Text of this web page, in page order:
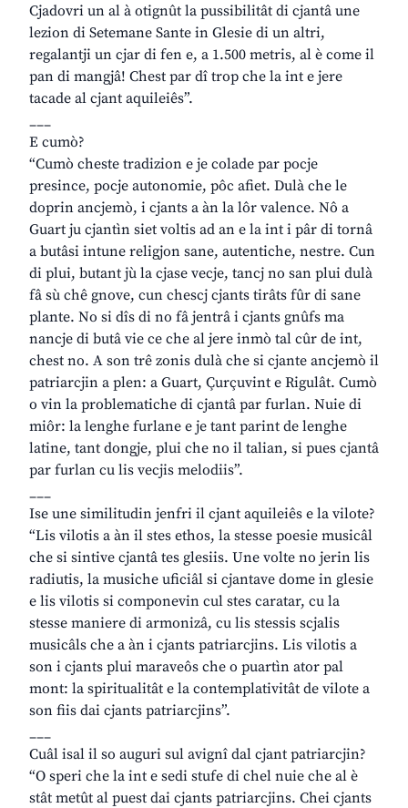
Cjadovri un al à otignût la pussibilitât di cjantâ une
lezion di Setemane Sante in Glesie di un altri,
regalantji un cjar di fen e, a 1.500 metris, al è come il
pan di mangjâ! Chest par dî trop che la int e jere
tacade al cjant aquileiês”.
___
E cumò?
“Cumò cheste tradizion e je colade par pocje
presince, pocje autonomie, pôc afiet. Dulà che le
doprin ancjemò, i cjants a àn la lôr valence. Nô a
Guart ju cjantìn siet voltis ad an e la int i pâr di tornâ
a butâsi intune religjon sane, autentiche, nestre. Cun
di plui, butant jù la cjase vecje, tancj no san plui dulà
fâ sù chê gnove, cun chescj cjants tirâts fûr di sane
plante. No si dîs di no fâ jentrâ i cjants gnûfs ma
nancje di butâ vie ce che al jere inmò tal cûr de int,
chest no. A son trê zonis dulà che si cjante ancjemò il
patriarcjin a plen: a Guart, Çurçuvint e Rigulât. Cumò
o vin la problematiche di cjantâ par furlan. Nuie di
miôr: la lenghe furlane e je tant parint de lenghe
latine, tant dongje, plui che no il talian, si pues cjantâ
par furlan cu lis vecjis melodiis”.
___
Ise une similitudin jenfri il cjant aquileiês e la vilote?
“Lis vilotis a àn il stes ethos, la stesse poesie musicâl
che si sintive cjantâ tes glesiis. Une volte no jerin lis
radiutis, la musiche uficiâl si cjantave dome in glesie
e lis vilotis si componevin cul stes caratar, cu la
stesse maniere di armonizâ, cu lis stessis scjalis
musicâls che a àn i cjants patriarcjins. Lis vilotis a
son i cjants plui maraveôs che o puartìn ator pal
mont: la spiritualitât e la contemplativitât de vilote a
son fiis dai cjants patriarcjins”.
___
Cuâl isal il so auguri sul avignî dal cjant patriarcjin?
“O speri che la int e sedi stufe di chel nuie che al è
stât metût al puest dai cjants patriarcjins. Chei cjants